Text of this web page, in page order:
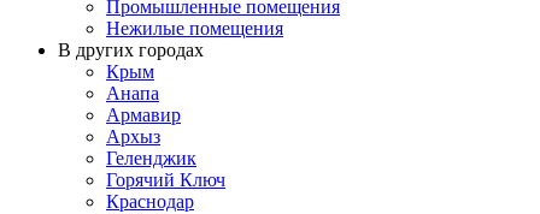
Промышленные помещения
Нежилые помещения
В других городах
Крым
Анапа
Армавир
Архыз
Геленджик
Горячий Ключ
Краснодар